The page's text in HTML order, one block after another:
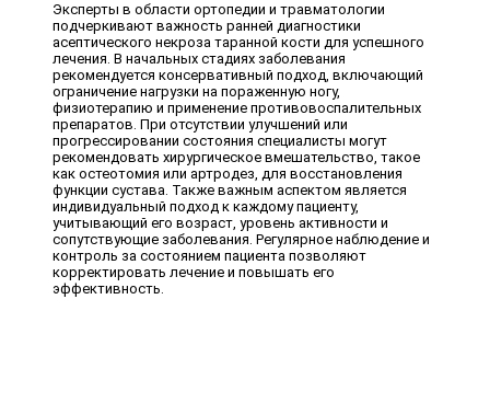
Эксперты в области ортопедии и травматологии
подчеркивают важность ранней диагностики
асептического некроза таранной кости для успешного
лечения. В начальных стадиях заболевания
рекомендуется консервативный подход, включающий
ограничение нагрузки на пораженную ногу,
физиотерапию и применение противовоспалительных
препаратов. При отсутствии улучшений или
прогрессировании состояния специалисты могут
рекомендовать хирургическое вмешательство, такое
как остеотомия или артродез, для восстановления
функции сустава. Также важным аспектом является
индивидуальный подход к каждому пациенту,
учитывающий его возраст, уровень активности и
сопутствующие заболевания. Регулярное наблюдение и
контроль за состоянием пациента позволяют
корректировать лечение и повышать его
эффективность.